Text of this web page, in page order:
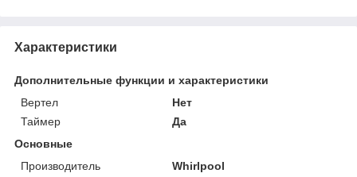
Характеристики
Дополнительные функции и характеристики
Вертел
Нет
Таймер
Да
Основные
Производитель
Whirlpool